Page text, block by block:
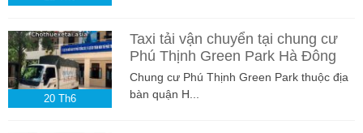
20 Th6
Taxi tải vận chuyển tại chung cư
Phú Thịnh Green Park Hà Đông
Chung cư Phú Thịnh Green Park thuộc địa
bàn quận H...